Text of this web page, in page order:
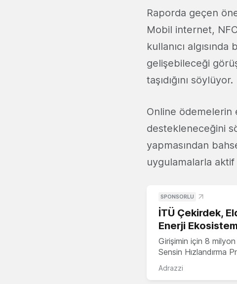
Raporda geçen
Mobil internet,
kullanıcı
gelişebileceği
taşıdığını söylüyor.
Online ödemelerin
destekleneceğini
yapmasından
uygulamalarla
SPONSORLU
İTÜ Çekirdek,
Enerji
Girişimin için 8
Sensin Hızlandırma
Adrazzi